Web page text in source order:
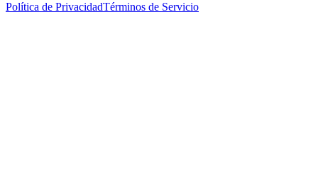
Política de PrivacidadTérminos de Servicio